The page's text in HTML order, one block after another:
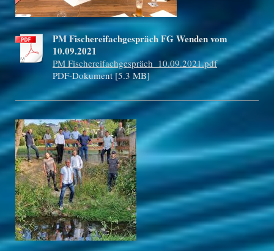
PM Fischereifachgespräch FG Wenden vom
10.09.2021
PM Fischereifachgespräch_10.09.2021.pdf
PDF-Dokument [5.3 MB]